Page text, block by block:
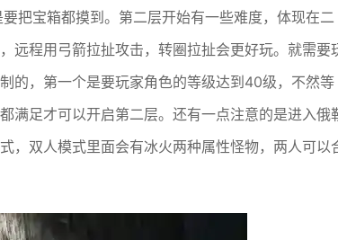
把宝箱都摸到。第二层开始有一些难度，体现在二
远程用弓箭拉扯攻击，转圈拉扯会更好玩。就需要
的，第一个是要玩家角色的等级达到40级，不然等
满足才可以开启第二层。还有一点注意的是进入俄
，双人模式里面会有冰火两种属性怪物，两人可以